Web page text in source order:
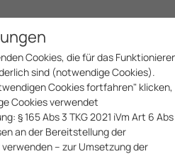
Cookies, die für das
sind (notwendige Cookies).
Cookies fortfahren" klicken,
Cookies verwendet
§ 165 Abs 3 TKG 2021 iVm Art 6 Abs
an der Bereitstellung der
– zur Umsetzung der